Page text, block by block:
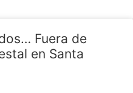
Fuera de
en Santa